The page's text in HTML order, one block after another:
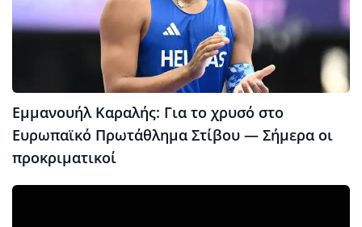
Εμμανουήλ Καραλής: Για το χρυσό στο
Ευρωπαϊκό Πρωτάθλημα Στίβου — Σήμερα οι
προκριματικοί